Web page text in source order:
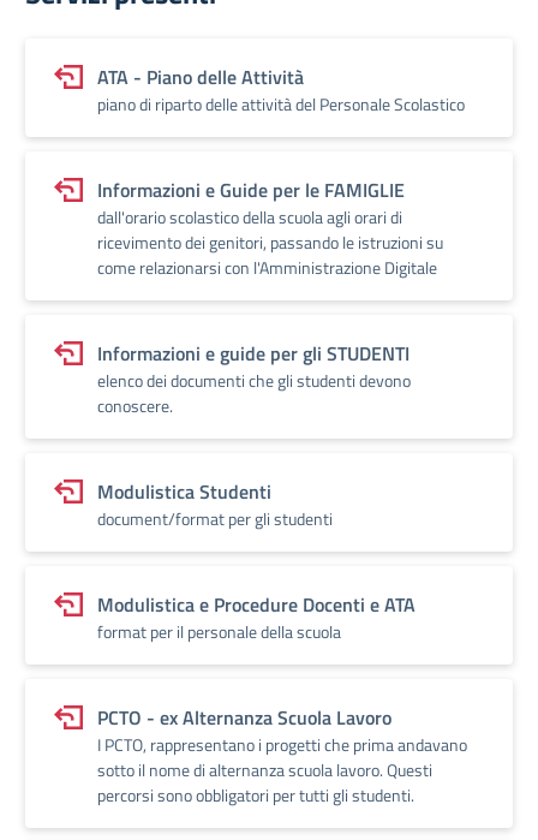
ATA - Piano delle Attività
piano di riparto delle attività del Personale Scolastico
Informazioni e Guide per le FAMIGLIE
dall'orario scolastico della scuola agli orari di
ricevimento dei genitori, passando le istruzioni su
come relazionarsi con l'Amministrazione Digitale
Informazioni e guide per gli STUDENTI
elenco dei documenti che gli studenti devono
conoscere.
Modulistica Studenti
document/format per gli studenti
Modulistica e Procedure Docenti e ATA
format per il personale della scuola
PCTO - ex Alternanza Scuola Lavoro
I PCTO, rappresentano i progetti che prima andavano
sotto il nome di alternanza scuola lavoro. Questi
percorsi sono obbligatori per tutti gli studenti.